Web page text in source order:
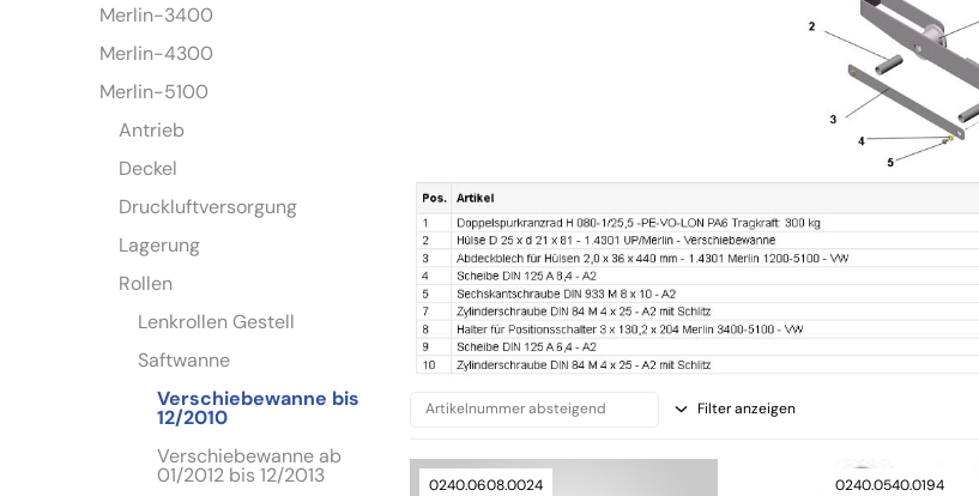
Merlin-3400
Merlin-4300
Merlin-5100
Antrieb
Deckel
Druckluftversorgung
Lagerung
Rollen
Lenkrollen Gestell
Saftwanne
Verschiebewanne bis
12/2010
Verschiebewanne ab
01/2012 bis 12/2013
Filter anzeigen
0240.0608.0024 0240.0540.0194